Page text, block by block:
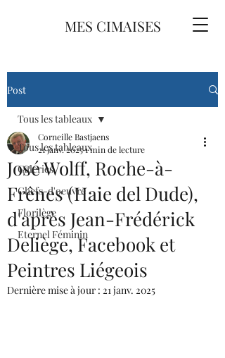
MES CIMAISES
Post
Tous les tableaux
Galeries
Chefs-d'oeuvre
Florilège
Eternel Féminin
Tous les tableaux
José Wolff, Roche-à-
Frênes (Haie del Dude),
d'après Jean-Frédérick
Deliège, Facebook et
Peintres Liégeois
Corneille Bastjaens
21 janv. 20251 min de lecture
Dernière mise à jour : 21 janv. 2025